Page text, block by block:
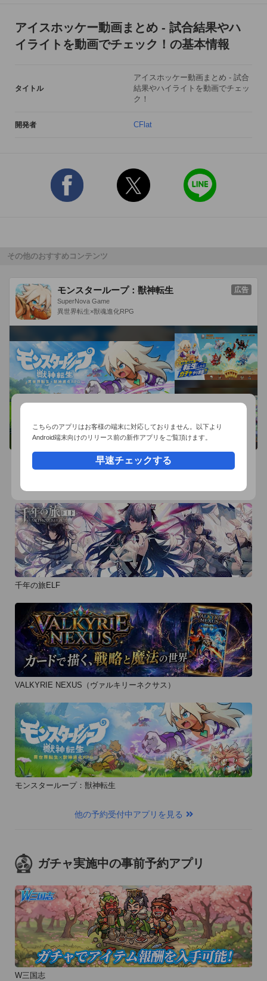
アイスホッケー動画まとめ - 試合結果やハ
イライトを動画でチェック！の基本情報
タイトル
アイスホッケー動画まとめ - 試合
結果やハイライトを動画でチェッ
ク！
開発者 CFlat
その他のおすすめコンテンツ
モンスターループ：獣神転生
SuperNova Game
異世界転生×獣魂進化RPG
広告
おすすめ事前予約アプリ
千年の旅ELF
VALKYRIE NEXUS（ヴァルキリーネクサス）
モンスターループ：獣神転生
他の予約受付中アプリを見る
ガチャ実施中の事前予約アプリ
W三国志
こちらのアプリはお客様の端末に対応しておりません。以下より
Android端末向けのリリース前の新作アプリをご覧頂けます。
早速チェックする